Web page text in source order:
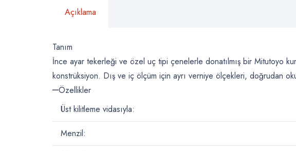
Açıklama
Tanım
İnce ayar tekerleği ve özel uç tipi çenelerle donatılmış bir Mitutoyo
konstrüksiyon. Dış ve iç ölçüm için ayrı verniye ölçekleri, doğrudan
Özellikler
Üst kilitleme vidasıyla:
Menzil: